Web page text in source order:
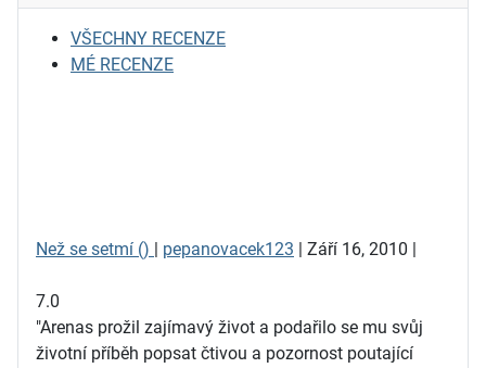
VŠECHNY RECENZE
MÉ RECENZE
Než se setmí () | pepanovacek123 | Září 16, 2010 |
7.0
"Arenas prožil zajímavý život a podařilo se mu svůj
životní příběh popsat čtivou a pozornost poutající